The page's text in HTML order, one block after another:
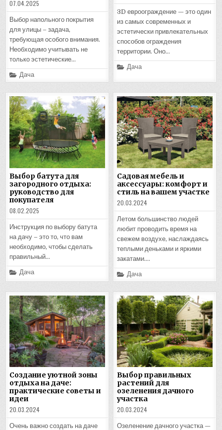
07.04.2025
Выбор напольного покрытия
для улицы – задача,
требующая особого внимания.
Необходимо учитывать не
только эстетические…
Posted
in
Дача
3D евроограждение — это один
из самых современных и
эстетически привлекательных
способов ограждения
территории. Оно…
Posted
in
Дача
Выбор батута для
загородного отдыха:
руководство для
покупателя
08.02.2025
Инструкция по выбору батута
на дачу – это то, что вам
необходимо, чтобы сделать
правильный…
Posted
in
Дача
Садовая мебель и
аксессуары: комфорт и
стиль на вашем участке
20.03.2024
Летом большинство людей
любит проводить время на
свежем воздухе, наслаждаясь
теплыми деньками и яркими
закатами….
Posted
in
Дача
Создание уютной зоны
отдыха на даче:
практические советы и
идеи
20.03.2024
Очень важно создать на даче
Выбор правильных
растений для
озеленения дачного
участка
20.03.2024
Озеленение дачного участка —